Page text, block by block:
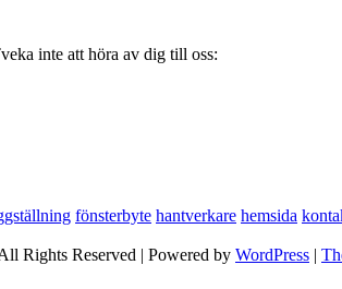
inte att höra av dig till oss:
fönsterbyte hantverkare hemsida
Rights Reserved | Powered by WordPress |